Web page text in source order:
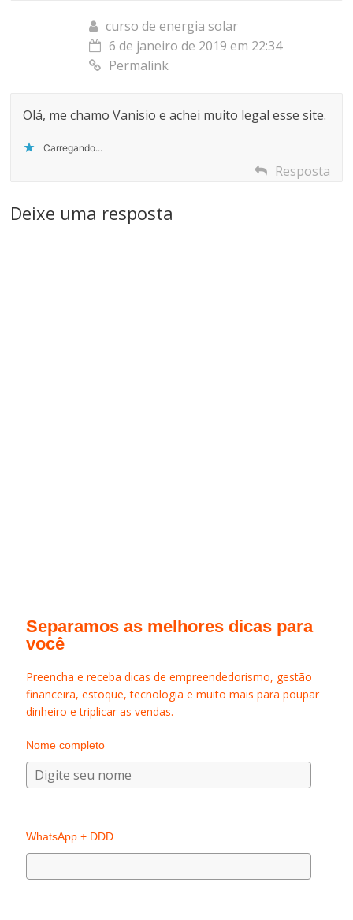
curso de energia solar
6 de janeiro de 2019 em 22:34
Permalink
Olá, me chamo Vanisio e achei muito legal esse site.
Carregando...
Resposta
Deixe uma resposta
Separamos as melhores dicas para
você
Preencha e receba dicas de empreendedorismo, gestão
financeira, estoque, tecnologia e muito mais para poupar
dinheiro e triplicar as vendas.
Nome completo
WhatsApp + DDD